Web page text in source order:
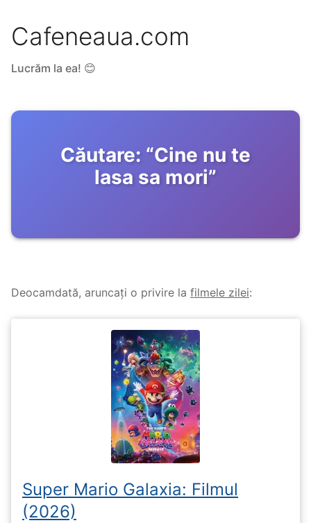
Cafeneaua.com
Lucrăm la ea! 😊
Căutare: “Cine nu te
lasa sa mori”
Deocamdată, aruncați o privire la filmele zilei:
Super Mario Galaxia: Filmul
(2026)